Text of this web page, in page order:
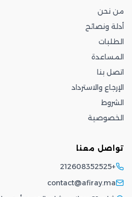
من نحن
أدلة ونصائح
الطلبات
المساعدة
اتصل بنا
الإرجاع والاسترداد
الشروط
الخصوصية
تواصل معنا
+212608352525
contact@afiray.ma